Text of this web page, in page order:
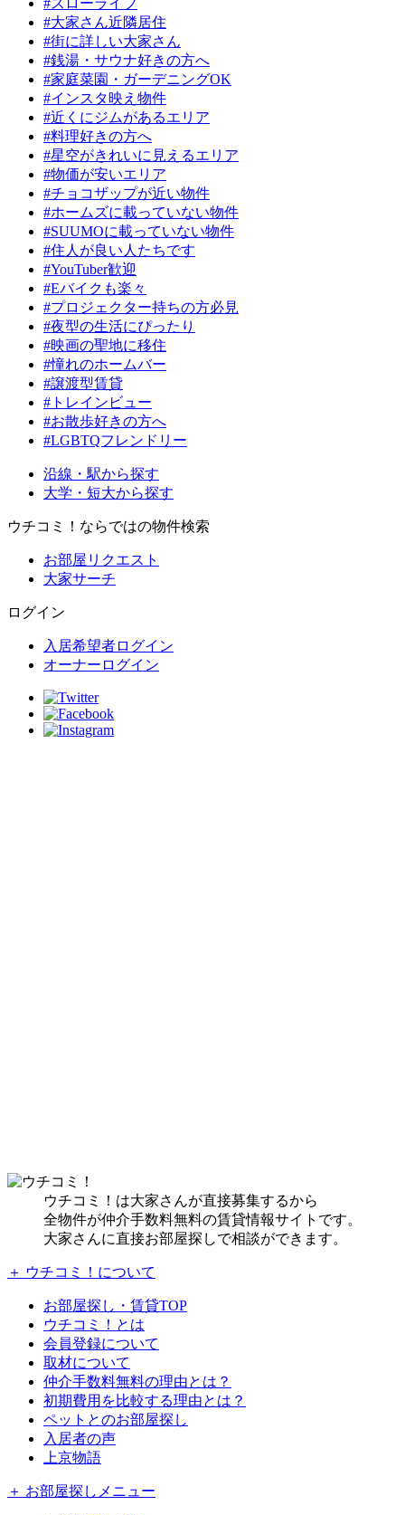
#大家さん近隣居住
#街に詳しい大家さん
#銭湯・サウナ好きの方へ
#家庭菜園・ガーデニングOK
#インスタ映え物件
#近くにジムがあるエリア
#料理好きの方へ
#星空がきれいに見えるエリア
#物価が安いエリア
#チョコザップが近い物件
#ホームズに載っていない物件
#SUUMOに載っていない物件
#住人が良い人たちです
#YouTuber歓迎
#Eバイクも楽々
#プロジェクター持ちの方必見
#夜型の生活にぴったり
#映画の聖地に移住
#憧れのホームバー
#譲渡型賃貸
#トレインビュー
#お散歩好きの方へ
#LGBTQフレンドリー
沿線・駅から探す
大学・短大から探す
ウチコミ！ならではの物件検索
お部屋リクエスト
大家サーチ
ログイン
入居希望者ログイン
オーナーログイン
ウチコミ！は大家さんが直接募集するから
全物件が仲介手数料無料の賃貸情報サイトです。
大家さんに直接お部屋探しで相談ができます。
＋ ウチコミ！について
お部屋探し・賃貸TOP
ウチコミ！とは
会員登録について
取材について
仲介手数料無料の理由とは？
初期費用を比較する理由とは？
ペットとのお部屋探し
入居者の声
上京物語
＋ お部屋探しメニュー